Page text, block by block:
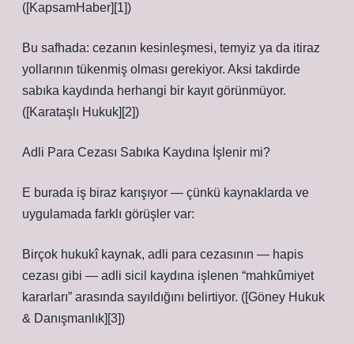
([KapsamHaber][1])
Bu safhada: cezanın kesinleşmesi, temyiz ya da itiraz
yollarının tükenmiş olması gerekiyor. Aksi takdirde
sabıka kaydında herhangi bir kayıt görünmüyor.
([Karataşlı Hukuk][2])
Adli Para Cezası Sabıka Kaydına İşlenir mi?
E burada iş biraz karışıyor — çünkü kaynaklarda ve
uygulamada farklı görüşler var:
Birçok hukukî kaynak, adli para cezasının — hapis
cezası gibi — adli sicil kaydına işlenen “mahkûmiyet
kararları” arasında sayıldığını belirtiyor. ([Göney Hukuk
& Danışmanlık][3])